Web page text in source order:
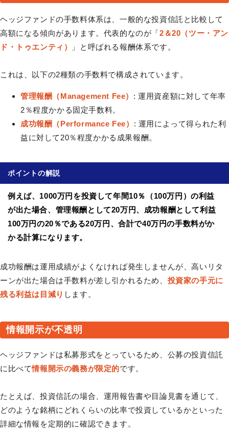
ヘッジファンドの手数料体系は、一般的な投資信託と比較して
高額になる傾向があります。代表的なのが「2＆20（ツー・アン
ド・トゥエンティ）
」と呼ばれる報酬体系です。
これは、以下の2種類の手数料で構成されています。
管理報酬（Management Fee） : 運用資産額に対して年率
2％程度かかる固定手数料。
成功報酬（Performance Fee） : 運用によって得られた利
益に対して20％程度かかる成果報酬。
ポイントの解説
例えば、1000万円を投資して年間10％（100万円）の利益
が出た場合、管理報酬として20万円、成功報酬として利益
100万円の20％である20万円、合計で40万円の手数料がか
かる計算になります。
成功報酬は運用成績がよくなければ発生しませんが、高いリタ
ーンが出た場合は手数料が差し引かれるため、 投資家の手元に
残る利益は目減り します。
情報開示が不透明
ヘッジファンドは私募形式をとっているため、公募の投資信託
に比べて情報開示の義務が限定的です。
たとえば、投資信託の場合、運用報告書や目論見書を通じて、
どのような銘柄にどれくらいの比率で投資しているかといった
詳細な情報を定期的に確認できます。